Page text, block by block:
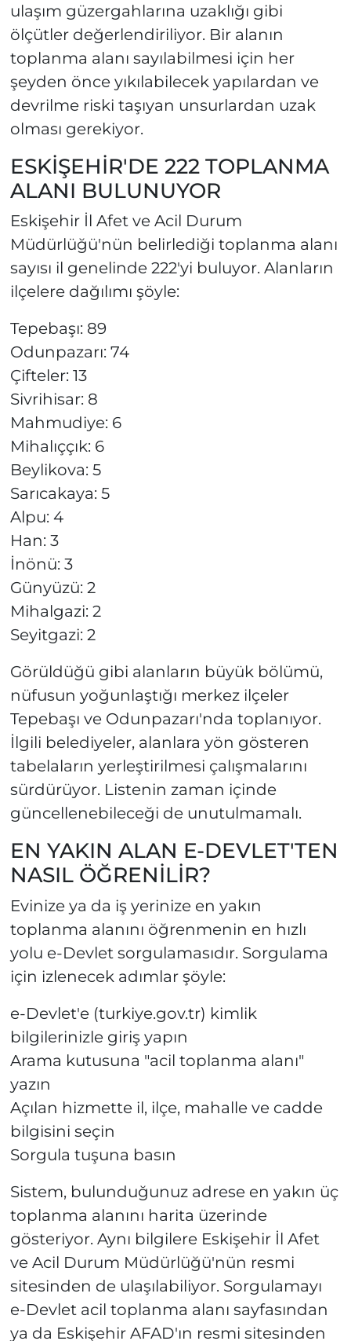
ulaşım güzergahlarına uzaklığı gibi
ölçütler değerlendiriliyor. Bir alanın
toplanma alanı sayılabilmesi için her
şeyden önce yıkılabilecek yapılardan ve
devrilme riski taşıyan unsurlardan uzak
olması gerekiyor.
ESKİŞEHİR'DE 222 TOPLANMA
ALANI BULUNUYOR
Eskişehir İl Afet ve Acil Durum
Müdürlüğü'nün belirlediği toplanma alanı
sayısı il genelinde 222'yi buluyor. Alanların
ilçelere dağılımı şöyle:
Tepebaşı: 89
Odunpazarı: 74
Çifteler: 13
Sivrihisar: 8
Mahmudiye: 6
Mihalıççık: 6
Beylikova: 5
Sarıcakaya: 5
Alpu: 4
Han: 3
İnönü: 3
Günyüzü: 2
Mihalgazi: 2
Seyitgazi: 2
Görüldüğü gibi alanların büyük bölümü,
nüfusun yoğunlaştığı merkez ilçeler
Tepebaşı ve Odunpazarı'nda toplanıyor.
İlgili belediyeler, alanlara yön gösteren
tabelaların yerleştirilmesi çalışmalarını
sürdürüyor. Listenin zaman içinde
güncellenebileceği de unutulmamalı.
EN YAKIN ALAN E-DEVLET'TEN
NASIL ÖĞRENİLİR?
Evinize ya da iş yerinize en yakın
toplanma alanını öğrenmenin en hızlı
yolu e-Devlet sorgulamasıdır. Sorgulama
için izlenecek adımlar şöyle:
e-Devlet'e (turkiye.gov.tr) kimlik
bilgilerinizle giriş yapın
Arama kutusuna "acil toplanma alanı"
yazın
Açılan hizmette il, ilçe, mahalle ve cadde
bilgisini seçin
Sorgula tuşuna basın
Sistem, bulunduğunuz adrese en yakın üç
toplanma alanını harita üzerinde
gösteriyor. Aynı bilgilere Eskişehir İl Afet
ve Acil Durum Müdürlüğü'nün resmi
sitesinden de ulaşılabiliyor. Sorgulamayı
e-Devlet acil toplanma alanı sayfasından
ya da Eskişehir AFAD'ın resmi sitesinden